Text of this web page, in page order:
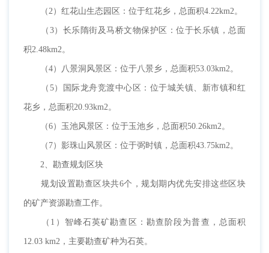
（2）红花山生态园区：位于红花乡，总面积4.22km2。
（3）长乐隋街及马桥文物保护区：位于长乐镇，总面
积2.48km2。
（4）八景洞风景区：位于八景乡，总面积53.03km2。
（5）国际龙舟竞渡中心区：位于城关镇、新市镇和红
花乡，总面积20.93km2。
（6）玉池风景区：位于玉池乡，总面积50.26km2。
（7）影珠山风景区：位于弼时镇，总面积43.75km2。
2、勘查规划区块
规划设置勘查区块共6个，规划期内优先安排这些区块
的矿产资源勘查工作。
（1）智峰石英矿勘查区：勘查阶段为普查，总面积
12.03 km2，主要勘查矿种为石英。